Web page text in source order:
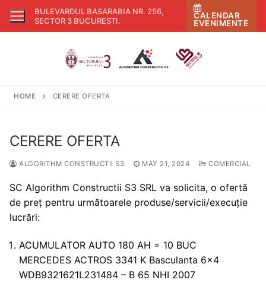
Skip
BULEVARDUL BASARABIA NR. 256,
SECTOR 3 BUCURESTI.
CALENDAR
EVENIMENTE
HOME CERERE OFERTA
CERERE OFERTA
ALGORITHM CONSTRUCTII S3 MAY 21, 2024 COMERCIAL
SC Algorithm Constructii S3 SRL va solicita, o ofertă
de preț pentru următoarele produse/servicii/execuție
lucrări:
ACUMULATOR AUTO 180 AH = 10 BUC
MERCEDES ACTROS 3341 K Basculanta 6×4
WDB9321621L231484 – B 65 NHI 2007